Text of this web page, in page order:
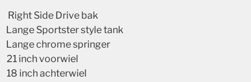
Right Side Drive bak
Lange Sportster style tank
Lange chrome springer
21 inch voorwiel
18 inch achterwiel